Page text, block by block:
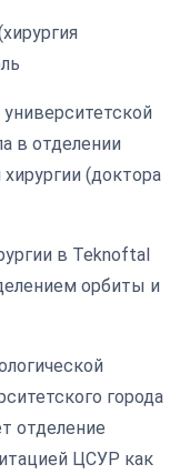
в отделении
(доктора
в Teknoftal
орбиты и
города
отделение
ЦСУР как